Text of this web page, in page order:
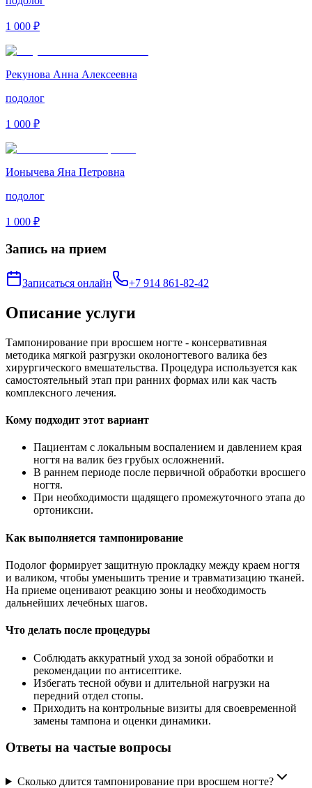
1 000 ₽
Рекунова Анна Алексеевна
подолог
1 000 ₽
Ионычева Яна Петровна
подолог
1 000 ₽
Запись на прием
Записаться онлайн +7 914 861-82-42
Описание услуги
Тампонирование при вросшем ногте - консервативная
методика мягкой разгрузки околоногтевого валика без
хирургического вмешательства. Процедура используется как
самостоятельный этап при ранних формах или как часть
комплексного лечения.
Кому подходит этот вариант
Пациентам с локальным воспалением и давлением края
ногтя на валик без грубых осложнений.
В раннем периоде после первичной обработки вросшего
ногтя.
При необходимости щадящего промежуточного этапа до
ортониксии.
Как выполняется тампонирование
Подолог формирует защитную прокладку между краем ногтя
и валиком, чтобы уменьшить трение и травматизацию тканей.
На приеме оценивают реакцию зоны и необходимость
дальнейших лечебных шагов.
Что делать после процедуры
Соблюдать аккуратный уход за зоной обработки и
рекомендации по антисептике.
Избегать тесной обуви и длительной нагрузки на
передний отдел стопы.
Приходить на контрольные визиты для своевременной
замены тампона и оценки динамики.
Ответы на частые вопросы
Сколько длится тампонирование при вросшем ногте?